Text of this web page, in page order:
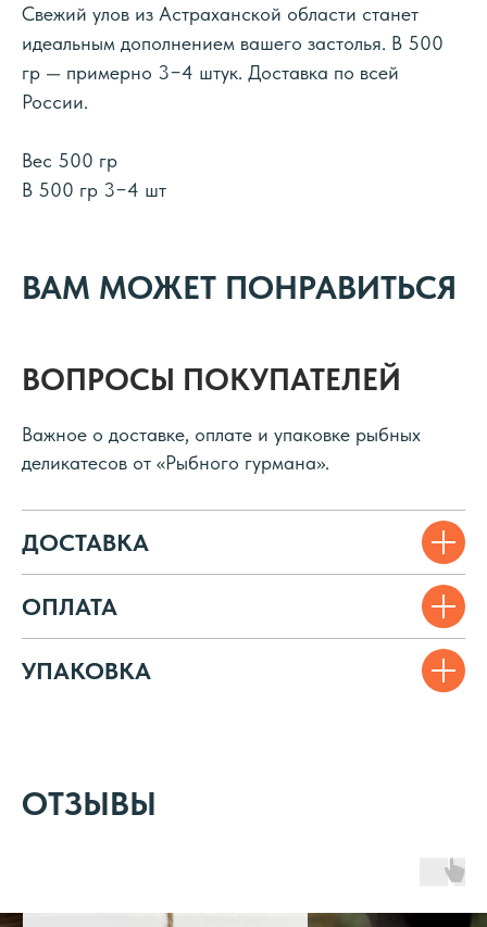
Свежий улов из Астраханской области станет
идеальным дополнением вашего застолья. В 500
гр — примерно 3−4 штук. Доставка по всей
России.
Вес 500 гр
В 500 гр 3−4 шт
ВАМ МОЖЕТ ПОНРАВИТЬСЯ
ВОПРОСЫ ПОКУПАТЕЛЕЙ
Важное о доставке, оплате и упаковке рыбных
деликатесов от «Рыбного гурмана».
ДОСТАВКА
ОПЛАТА
УПАКОВКА
ОТЗЫВЫ